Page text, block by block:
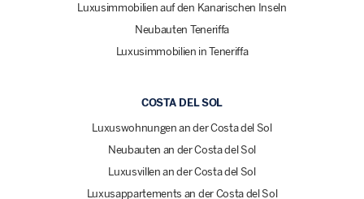
Luxusimmobilien auf den Kanarischen Inseln
Neubauten Teneriffa
Luxusimmobilien in Teneriffa
COSTA DEL SOL
Luxuswohnungen an der Costa del Sol
Neubauten an der Costa del Sol
Luxusvillen an der Costa del Sol
Luxusappartements an der Costa del Sol